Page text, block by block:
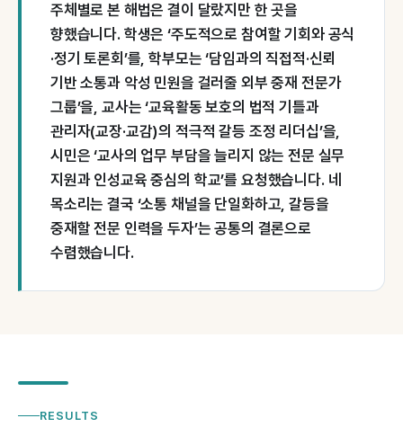
주체별로 본 해법은 결이 달랐지만 한 곳을
향했습니다. 학생은 ‘주도적으로 참여할 기회와 공식
·정기 토론회’를, 학부모는 ‘담임과의 직접적·신뢰
기반 소통과 악성 민원을 걸러줄 외부 중재 전문가
그룹’을, 교사는 ‘교육활동 보호의 법적 기틀과
관리자(교장·교감)의 적극적 갈등 조정 리더십’을,
시민은 ‘교사의 업무 부담을 늘리지 않는 전문 실무
지원과 인성교육 중심의 학교’를 요청했습니다. 네
목소리는 결국 ‘소통 채널을 단일화하고, 갈등을
중재할 전문 인력을 두자’는 공통의 결론으로
수렴했습니다.
RESULTS